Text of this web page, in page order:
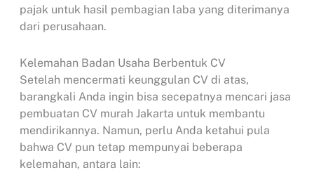
pajak untuk hasil pembagian laba yang diterimanya
dari perusahaan.
Kelemahan Badan Usaha Berbentuk CV
Setelah mencermati keunggulan CV di atas,
barangkali Anda ingin bisa secepatnya mencari jasa
pembuatan CV murah Jakarta untuk membantu
mendirikannya. Namun, perlu Anda ketahui pula
bahwa CV pun tetap mempunyai beberapa
kelemahan, antara lain: